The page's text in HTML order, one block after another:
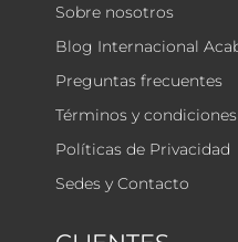
Sobre nosotros
Blog Internacional
Preguntas frecuentes
Términos y condiciones
Políticas de Privacidad
Sedes y Contacto